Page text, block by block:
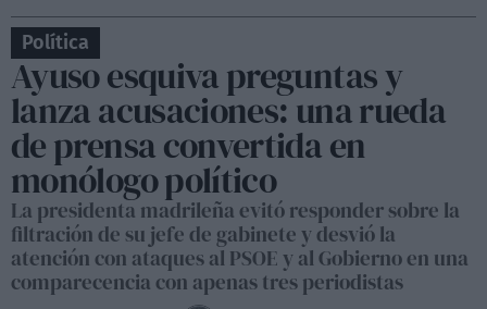
Política
Ayuso esquiva preguntas y
lanza acusaciones: una rueda
de prensa convertida en
monólogo político
La presidenta madrileña evitó responder sobre la
filtración de su jefe de gabinete y desvió la
atención con ataques al PSOE y al Gobierno en una
comparecencia con apenas tres periodistas